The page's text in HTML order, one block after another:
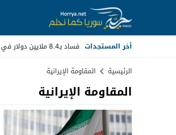
أخر المستجدات فساد بـ8.4 ملايين دولار في المصرف العقاري.. مسؤولون _
Stop
Previous
Next
الرئيسية المقاومة الإيرانية
المقاومة الإيرانية